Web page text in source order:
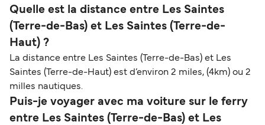
Quelle est la distance entre Les Saintes
(Terre-de-Bas) et Les Saintes (Terre-de-
Haut) ?
La distance entre Les Saintes (Terre-de-Bas) et Les
Saintes (Terre-de-Haut) est d’environ 2 miles, (4km) ou 2
milles nautiques.
Puis-je voyager avec ma voiture sur le ferry
entre Les Saintes (Terre-de-Bas) et Les